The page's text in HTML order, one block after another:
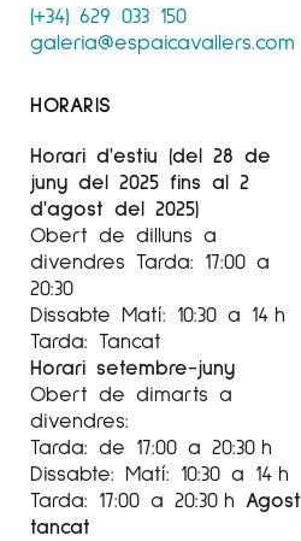
(+34) 629 033 150
galeria@espaicavallers.com
HORARIS
Horari d'estiu (del 28 de
juny del 2025 fins al 2
d'agost del 2025)
Obert de dilluns a
divendres Tarda: 17:00 a
20:30
Dissabte Matí: 10:30 a 14 h
Tarda: Tancat
Horari setembre-juny
Obert de dimarts a
divendres:
Tarda: de 17:00 a 20:30 h
Dissabte: Matí: 10:30 a 14 h
Tarda: 17:00 a 20:30 h Agost
tancat